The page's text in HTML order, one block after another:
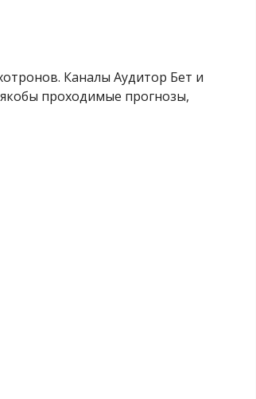
Каналы Аудитор Бет и
проходимые прогнозы,